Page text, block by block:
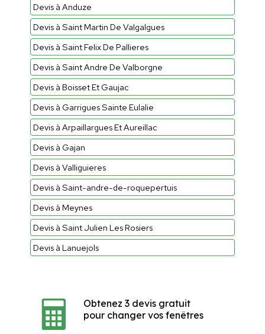
Devis à Anduze
Devis à Saint Martin De Valgalgues
Devis à Saint Felix De Pallieres
Devis à Saint Andre De Valborgne
Devis à Boisset Et Gaujac
Devis à Garrigues Sainte Eulalie
Devis à Arpaillargues Et Aureillac
Devis à Gajan
Devis à Valliguieres
Devis à Saint-andre-de-roquepertuis
Devis à Meynes
Devis à Saint Julien Les Rosiers
Devis à Lanuejols
Obtenez 3 devis gratuit
pour changer vos fenêtres